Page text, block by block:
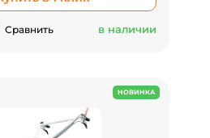
Сравнить в наличии
НОВИНКА